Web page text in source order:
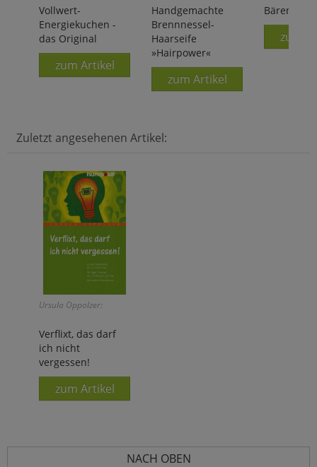
Vollwert-
Energiekuchen -
das Original
zum Artikel
Handgemachte
Brennnessel-
Haarseife
»Hairpower«
zum Artikel
zum
Zuletzt angesehenen Artikel:
Ursula Oppolzer:
Verflixt, das darf
ich nicht
vergessen!
zum Artikel
NACH OBEN